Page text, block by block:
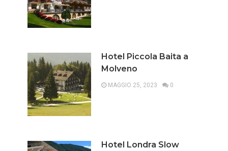
Hotel Piccola Baita a
Molveno
MAGGIO 25, 2023 0
Hotel Londra Slow